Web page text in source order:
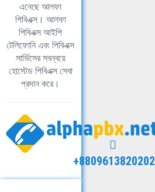
এনেছে আলফা
পিবিএক্স। আলফা
পিবিএক্স আইপি
টেলিফোনি এবং পিবিএক্স
সার্ভিসের সবন্বয়ে
হোস্টেড পিবিএক্স সেবা
প্রদান করে।
+8809613820202